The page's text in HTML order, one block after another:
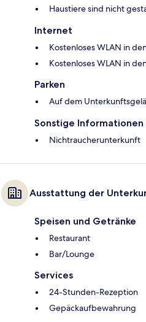
Haustiere sind nicht
Internet
Kostenloses WLAN in
Kostenloses WLAN in
Parken
Auf dem
Sonstige Informationen
Nichtraucherunterkunft
Ausstattung der
Speisen und Getränke
Restaurant
Bar/Lounge
Services
24-Stunden-Rezeption
Gepäckaufbewahrung